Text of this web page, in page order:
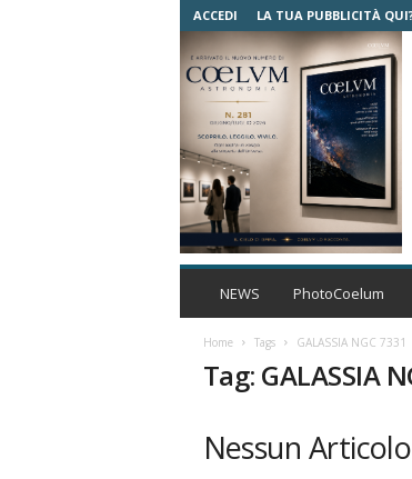
ACCEDI LA TUA PUBBLICITÀ
C
l
m
t
NEWS PhotoCoelum
Home Tags GALASSIA NGC 7331
Tag: GALASSIA
Nessun